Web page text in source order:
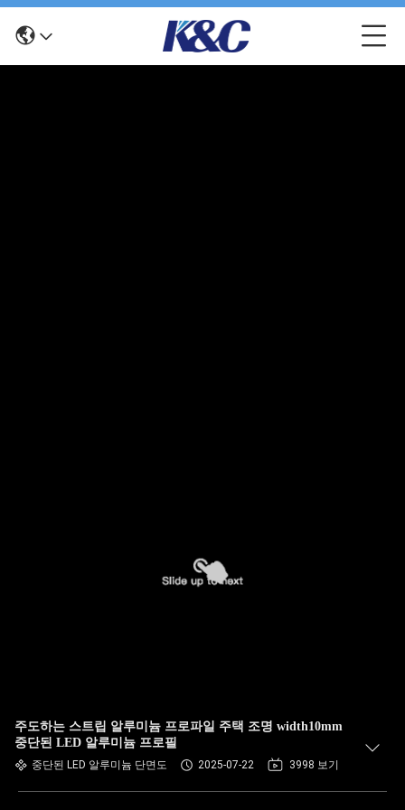
주도하는 스트립 알루미늄 프로파일 주택 조명 width10mm
중단된 LED 알루미늄 프로필
중단된 LED 알루미늄 단면도 2025-07-22 3998 보기